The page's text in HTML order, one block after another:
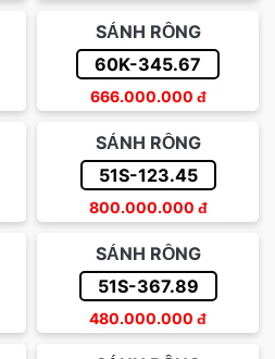
SẢNH RỒNG
60K-345.67
666.000.000 đ
SẢNH RỒNG
51S-123.45
800.000.000 đ
SẢNH RỒNG
51S-367.89
480.000.000 đ